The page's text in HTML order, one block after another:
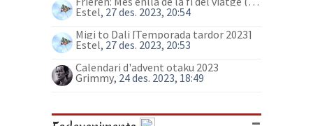
Estel, 27 des. 2023, 20:54
Migi to Dali [Temporada tardor 2023]
Estel, 27 des. 2023, 20:53
Calendari d'advent otaku 2023
Grimmy, 24 des. 2023, 18:49